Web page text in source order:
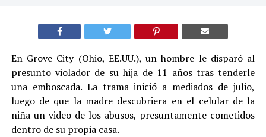
En Grove City (Ohio, EE.UU.), un hombre le disparó al
presunto violador de su hija de 11 años tras tenderle
una emboscada. La trama inició a mediados de julio,
luego de que la madre descubriera en el celular de la
niña un video de los abusos, presuntamente cometidos
dentro de su propia casa.